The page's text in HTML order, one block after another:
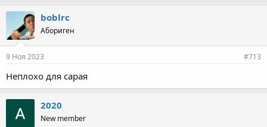
boblrc
Абориген
9 Ноя 2023 #713
Неплохо для сарая
2020
New member